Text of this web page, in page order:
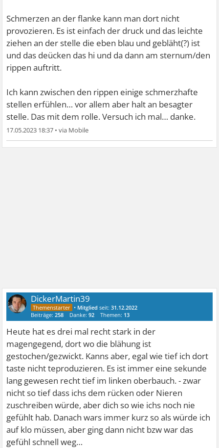
Schmerzen an der flanke kann man dort nicht
provozieren. Es ist einfach der druck und das leichte
ziehen an der stelle die eben blau und gebläht(?) ist
und das deücken das hi und da dann am sternum/den
rippen auftritt.
Ich kann zwischen den rippen einige schmerzhafte
stellen erfühlen… vor allem aber halt an besagter
stelle. Das mit dem rolle. Versuch ich mal… danke.
17.05.2023 18:37 •
DickerMartin39
• Mitglied seit:31.12.2022
Beiträge:258 Danke:92 Themen: 13
Heute hat es drei mal recht stark in der
magengegend, dort wo die blähung ist
gestochen/gezwickt. Kanns aber, egal wie tief ich dort
taste nicht teproduzieren. Es ist immer eine sekunde
lang gewesen recht tief im linken oberbauch. - zwar
nicht so tief dass ichs dem rücken oder Nieren
zuschreiben würde, aber dich so wie ichs noch nie
gefühlt hab. Danach wars immer kurz so als würde ich
auf klo müssen, aber ging dann nicht bzw war das
gefühl schnell weg…